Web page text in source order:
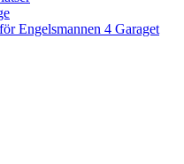
Engelsmannen 4 Garaget